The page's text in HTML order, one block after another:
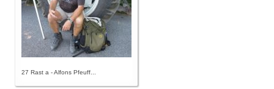
27 Rast a - Alfons Pfeuff...